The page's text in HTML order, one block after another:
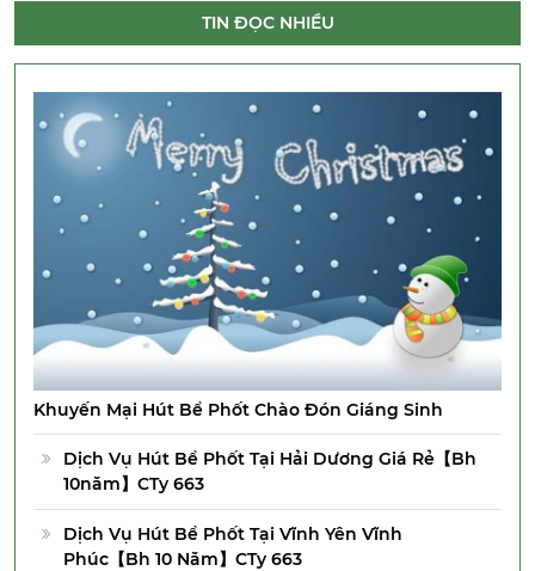
TIN ĐỌC NHIỀU
Khuyến Mại Hút Bể Phốt Chào Đón Giáng Sinh
Dịch Vụ Hút Bể Phốt Tại Hải Dương Giá Rẻ【Bh
10năm】CTy 663
Dịch Vụ Hút Bể Phốt Tại Vĩnh Yên Vĩnh
Phúc【Bh 10 Năm】CTy 663